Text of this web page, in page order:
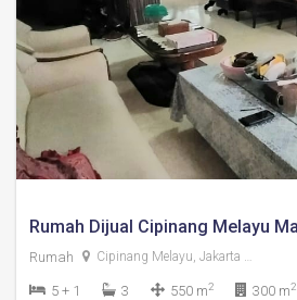
Rumah Cipinang Melayu, Jakarta Timur
5 + 1 3 550 m2 300 m2